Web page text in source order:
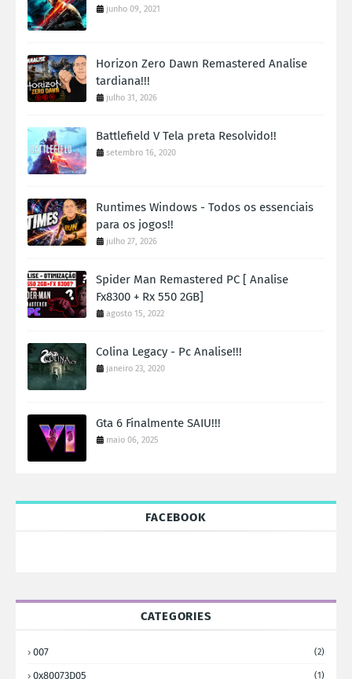
junho 09, 2021
Horizon Zero Dawn Remastered Analise
tardiana!!!
julho 31, 2026
Battlefield V Tela preta Resolvido!!
setembro 16, 2020
Runtimes Windows - Todos os essenciais
para os jogos!!
julho 27, 2026
Spider Man Remastered PC [ Analise
Fx8300 + Rx 550 2GB]
agosto 15, 2022
Colina Legacy - Pc Analise!!!
janeiro 23, 2020
Gta 6 Finalmente SAIU!!!
maio 06, 2025
FACEBOOK
CATEGORIES
007 (2)
0x80073D05 (1)